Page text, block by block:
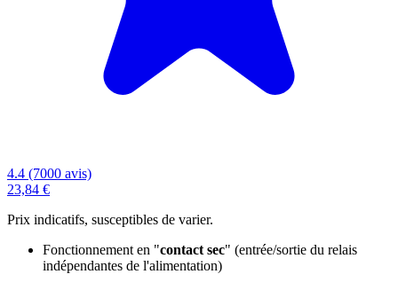
4.4 (7000 avis)
23,84 €
Prix indicatifs, susceptibles de varier.
Fonctionnement en "contact sec" (entrée/sortie du relais
indépendantes de l'alimentation)